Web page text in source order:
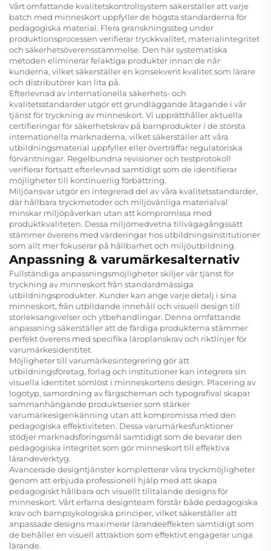
Vårt omfattande kvalitetskontrollsystem säkerställer att varje
batch med minneskort uppfyller de högsta standarderna för
pedagogiska material. Flera granskningssteg under
produktionsprocessen verifierar tryckkvalitet, materialintegritet
och säkerhetsöverensstämmelse. Den här systematiska
metoden eliminerar felaktiga produkter innan de når
kunderna, vilket säkerställer en konsekvent kvalitet som lärare
och distributörer kan lita på.
Efterlevnad av internationella säkerhets- och
kvalitetsstandarder utgör ett grundläggande åtagande i vår
tjänst för tryckning av minneskort. Vi upprätthåller aktuella
certifieringar för säkerhetskrav på barnprodukter i de största
internationella marknaderna, vilket säkerställer att våra
utbildningsmaterial uppfyller eller överträffar regulatoriska
förväntningar. Regelbundna revisioner och testprotokoll
verifierar fortsatt efterlevnad samtidigt som de identifierar
möjligheter till kontinuerlig förbättring.
Miljöansvar utgör en integrerad del av våra kvalitetsstandarder,
där hållbara tryckmetoder och miljövänliga materialval
minskar miljöpåverkan utan att kompromissa med
produktkvaliteten. Dessa miljömedvetna tillvägagångssätt
stämmer överens med värderingar hos utbildningsinstitutioner
som allt mer fokuserar på hållbarhet och miljöutbildning.
Anpassning & varumärkesalternativ
Fullständiga anpassningsmöjligheter skiljer vår tjänst för
tryckning av minneskort från standardmässiga
utbildningsprodukter. Kunder kan ange varje detalj i sina
minneskort, från utbildande innehåll och visuell design till
storleksangivelser och ytbehandlingar. Denna omfattande
anpassning säkerställer att de färdiga produkterna stämmer
perfekt överens med specifika läroplanskrav och riktlinjer för
varumärkesidentitet.
Möjligheter till varumärkesintegrering gör att
utbildningsföretag, förlag och institutioner kan integrera sin
visuella identitet sömlöst i minneskortens design. Placering av
logotyp, samordning av färgscheman och typografival skapar
sammanhängande produktserier som stärker
varumärkesigenkänning utan att kompromissa med den
pedagogiska effektiviteten. Dessa varumärkesfunktioner
stödjer marknadsföringsmål samtidigt som de bevarar den
pedagogiska integritet som gör minneskort till effektiva
lärandeverktyg.
Avancerade designtjänster kompletterar våra tryckmöjligheter
genom att erbjuda professionell hjälp med att skapa
pedagogiskt hållbara och visuellt tilltalande designs för
minneskort. Vårt erfarna designteam förstår både pedagogiska
krav och barnpsykologiska principer, vilket säkerställer att
anpassade designs maximerar lärandeeffekten samtidigt som
de behåller en visuell attraktion som effektivt engagerar unga
lärande.